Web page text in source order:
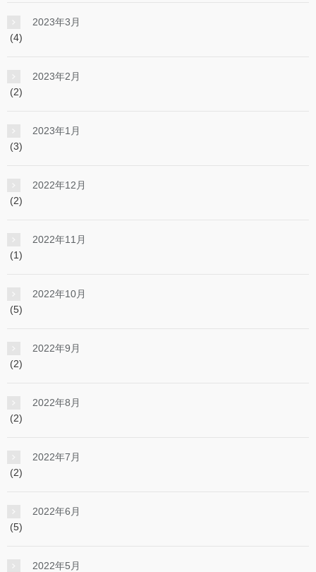
2023年3月
(4)
2023年2月
(2)
2023年1月
(3)
2022年12月
(2)
2022年11月
(1)
2022年10月
(5)
2022年9月
(2)
2022年8月
(2)
2022年7月
(2)
2022年6月
(5)
2022年5月